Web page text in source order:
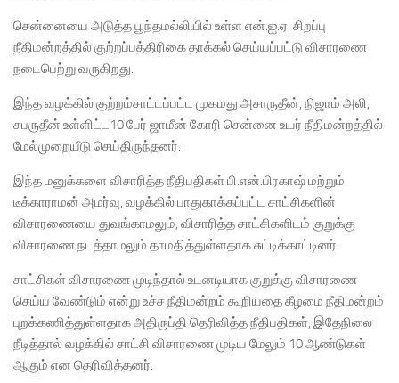
சென்னையை அடுத்த பூந்தமல்லியில் உள்ள என்.ஐ.ஏ. சிறப்பு
நீதிமன்றத்தில் குற்றப்பத்திரிகை தாக்கல் செய்யப்பட்டு விசாரணை
நடைபெற்று வருகிறது.
இந்த வழக்கில் குற்றம்சாட்டப்பட்ட முகமது அசாருதீன், நிஜாம் அலி,
சபருதீன் உள்ளிட்ட10 பேர் ஜாமீன் கோரி சென்னை உயர் நீதிமன்றத்தில்
மேல்முறையீடு செய்திருந்தனர்.
இந்த மனுக்களை விசாரித்த நீதிபதிகள் பி.என்.பிரகாஷ் மற்றும்
டீக்காராமன் அமர்வு, வழக்கில் பாதுகாக்கப்பட்ட சாட்சிகளின்
விசாரணையை துவங்காமலும், விசாரித்த சாட்சிகளிடம் குறுக்கு
விசாரணை நடத்தாமலும் தாமதித்துள்ளதாக சுட்டிக்காட்டினர்.
சாட்சிகள் விசாரணை முடிந்தால் உடனடியாக குறுக்கு விசாரணை
செய்ய வேண்டும் என்று உச்ச நீதிமன்றம் கூறியதை கீழமை நீதிமன்றம்
புறக்கணித்துள்ளதாக அதிருப்தி தெரிவித்த நீதிபதிகள், இதேநிலை
நீடித்தால் வழக்கில் சாட்சி விசாரணை முடிய மேலும் 10 ஆண்டுகள்
ஆகும் என தெரிவித்தனர்.